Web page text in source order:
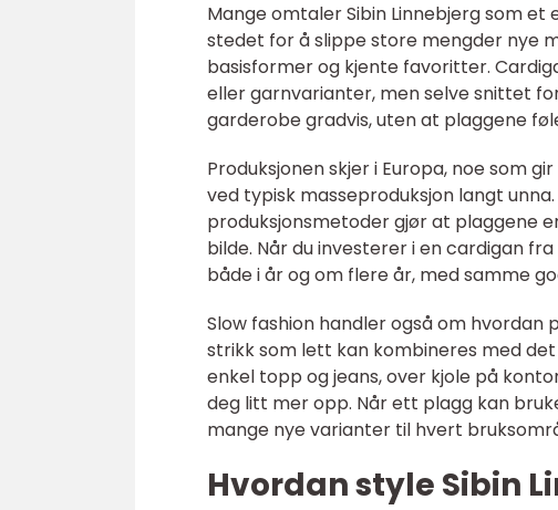
Mange omtaler Sibin Linnebjerg som
stedet for å slippe store mengder nye
basisformer og kjente favoritter.
eller garnvarianter, men selve snittet
garderobe gradvis, uten at plaggene
Produksjonen skjer i Europa, noe som
ved typisk masseproduksjon langt
produksjonsmetoder gjør at plaggene
bilde. Når du investerer i en cardigan
både i år og om flere år, med samme
Slow fashion handler også om hvordan
strikk som lett kan kombineres med
enkel topp og jeans, over kjole på
deg litt mer opp. Når ett plagg kan
mange nye varianter til hvert
Hvordan style Sibin